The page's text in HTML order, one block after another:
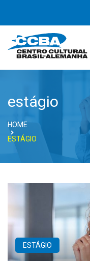
estágio
HOME
ESTÁGIO
ESTÁGIO